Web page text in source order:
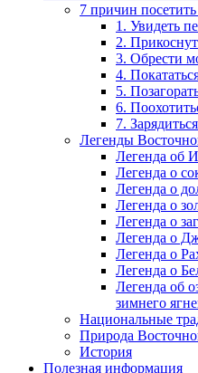
7 причин
1. Увидеть
2.
3. Обрести
4.
5.
6.
7.
Легенды
Легенда об
Легенда о
Легенда о
Легенда о
Легенда о
Легенда о
Легенда о
Легенда о
Легенда об
зимнего
Национальные
Природа
История
Полезная информация